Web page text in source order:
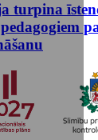
turpina